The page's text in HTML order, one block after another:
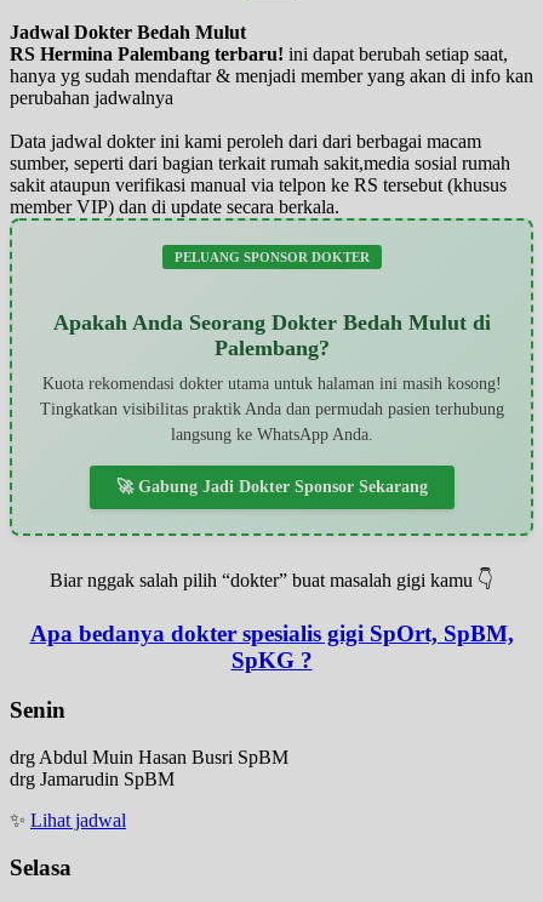
Jadwal Dokter Bedah Mulut
RS Hermina Palembang terbaru! ini dapat berubah setiap saat,
hanya yg sudah mendaftar & menjadi member yang akan di info kan
perubahan jadwalnya
Data jadwal dokter ini kami peroleh dari dari berbagai macam
sumber, seperti dari bagian terkait rumah sakit,media sosial rumah
sakit ataupun verifikasi manual via telpon ke RS tersebut (khusus
member VIP) dan di update secara berkala.
PELUANG SPONSOR DOKTER
Apakah Anda Seorang Dokter Bedah Mulut di
Palembang?
Kuota rekomendasi dokter utama untuk halaman ini masih kosong!
Tingkatkan visibilitas praktik Anda dan permudah pasien terhubung
langsung ke WhatsApp Anda.
🚀 Gabung Jadi Dokter Sponsor Sekarang
Biar nggak salah pilih “dokter” buat masalah gigi kamu 👇
Apa bedanya dokter spesialis gigi SpOrt, SpBM,
SpKG ?
Senin
drg Abdul Muin Hasan Busri SpBM
drg Jamarudin SpBM
✨ Lihat jadwal
Selasa